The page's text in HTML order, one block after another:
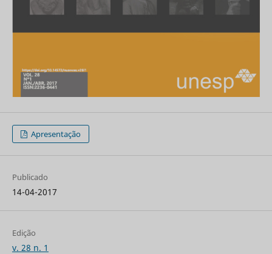
Apresentação
Publicado
14-04-2017
Edição
v. 28 n. 1